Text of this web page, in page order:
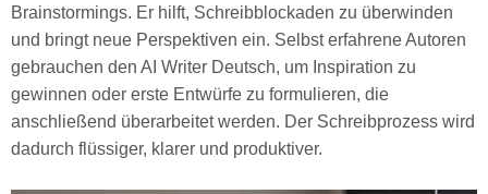
Brainstormings. Er hilft, Schreibblockaden zu überwinden
und bringt neue Perspektiven ein. Selbst erfahrene Autoren
gebrauchen den AI Writer Deutsch, um Inspiration zu
gewinnen oder erste Entwürfe zu formulieren, die
anschließend überarbeitet werden. Der Schreibprozess wird
dadurch flüssiger, klarer und produktiver.